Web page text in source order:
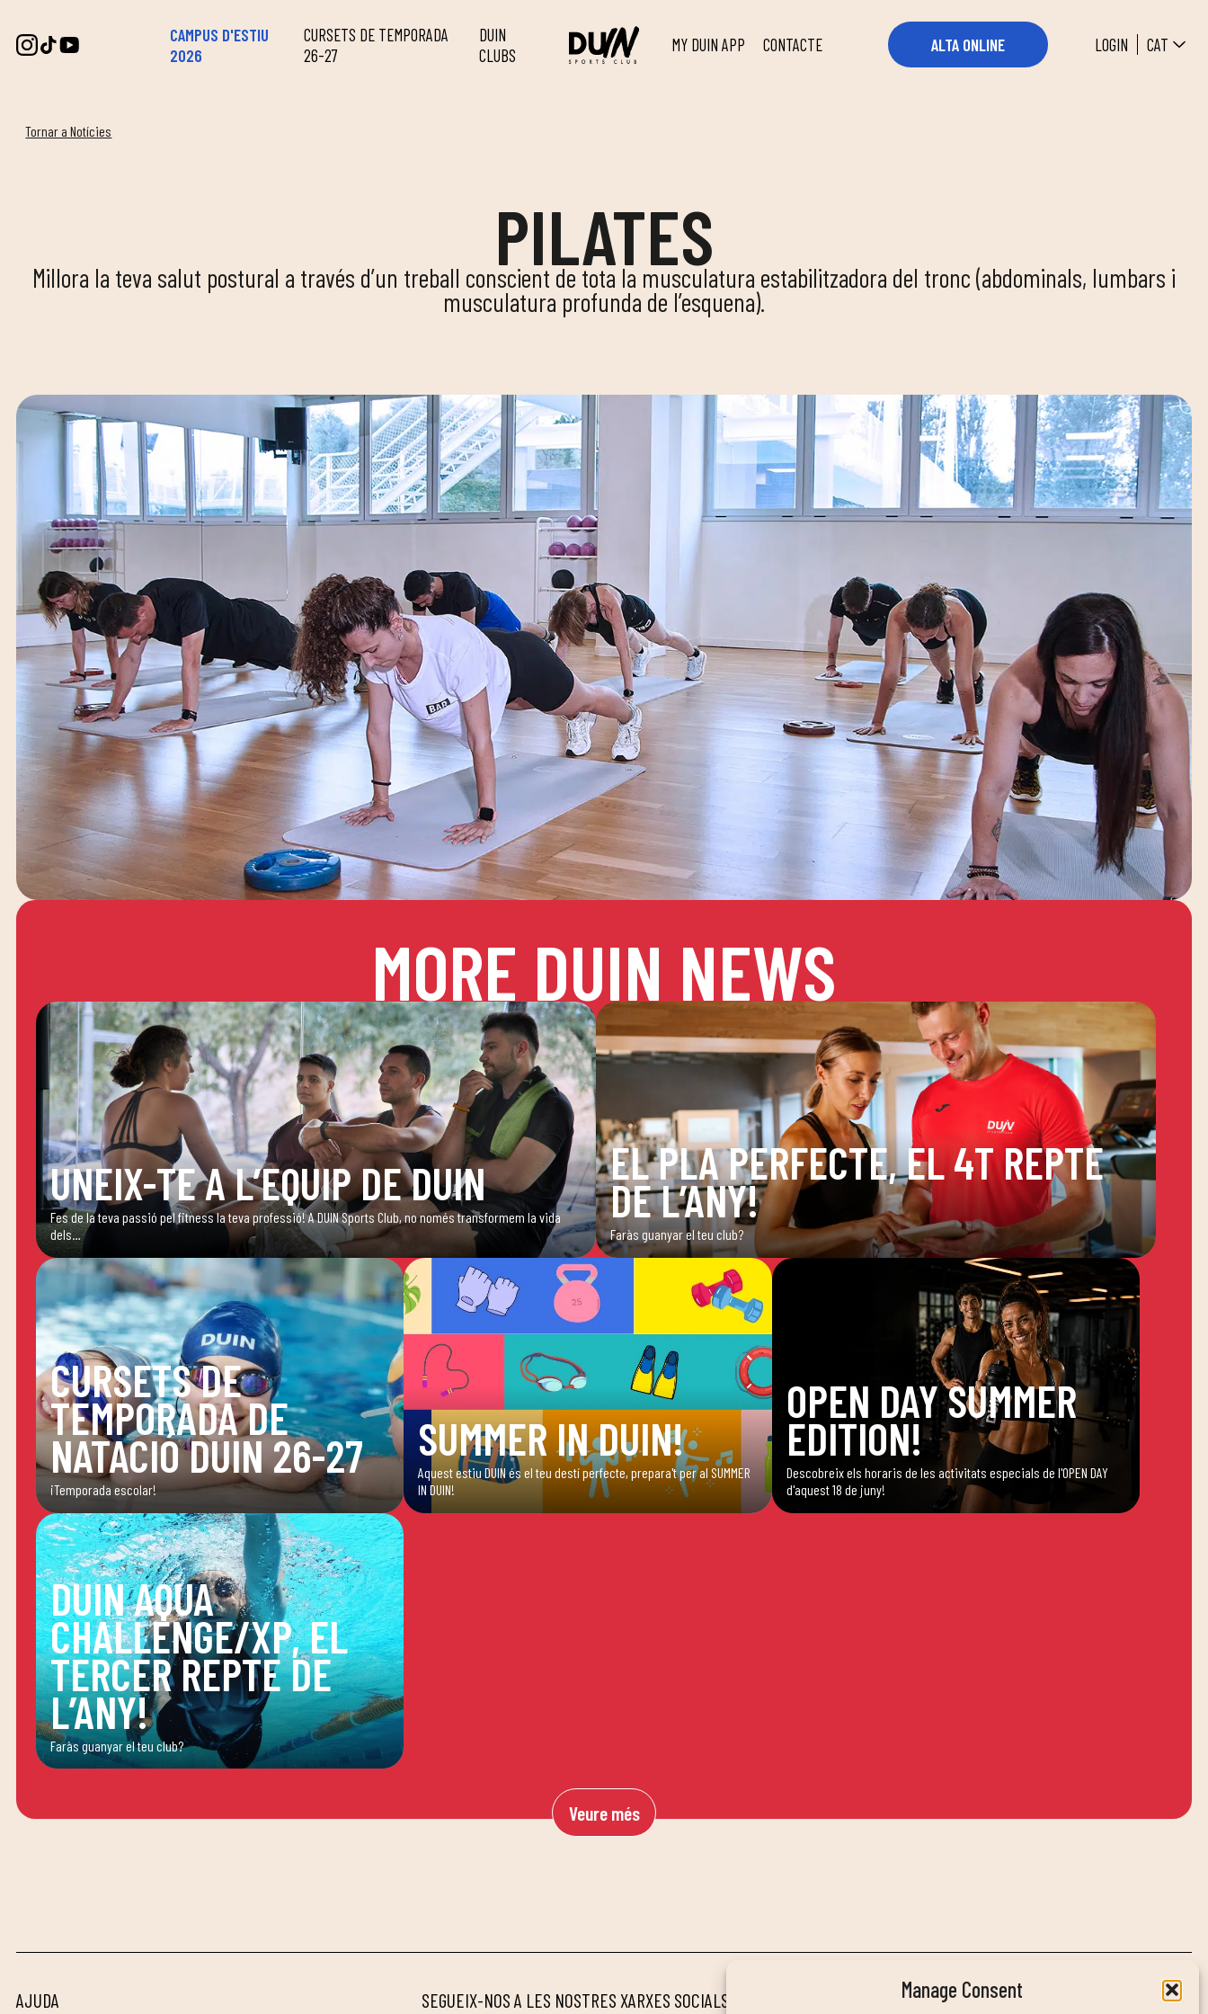
Manage Consent
CAMPUS D'ESTIU
2026
CURSETS DE TEMPORADA
26-27
DUIN
CLUBS
MY DUIN APP CONTACTE ALTA ONLINE LOGIN CAT
Tornar a Notícies
PILATES
Millora la teva salut postural a través d’un treball conscient de tota la musculatura estabilitzadora del tronc (abdominals, lumbars i
musculatura profunda de l’esquena).
MORE DUIN NEWS
UNEIX-TE A L’EQUIP DE DUIN
Fes de la teva passió pel fitness la teva professió! A DUIN Sports Club, no només transformem la vida
dels…
EL PLA PERFECTE, EL 4T REPTE
DE L’ANY!
Faràs guanyar el teu club?
CURSETS DE
TEMPORADA DE
NATACIÓ DUIN 26-27
¡Temporada escolar!
SUMMER IN DUIN!
Aquest estiu DUIN és el teu destí perfecte, prepara't per al SUMMER
IN DUIN!
OPEN DAY SUMMER
EDITION!
Descobreix els horaris de les activitats especials de l'OPEN DAY
d'aquest 18 de juny!
DUIN AQUA
CHALLENGE/XP, EL
TERCER REPTE DE
L’ANY!
Faràs guanyar el teu club?
Veure més
AJUDA SEGUEIX-NOS A LES NOSTRES XARXES SOCIALS INFORMACIÓ DE CONTACTE